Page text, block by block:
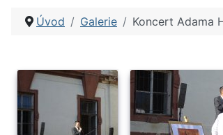
Úvod Galerie Koncert Adama